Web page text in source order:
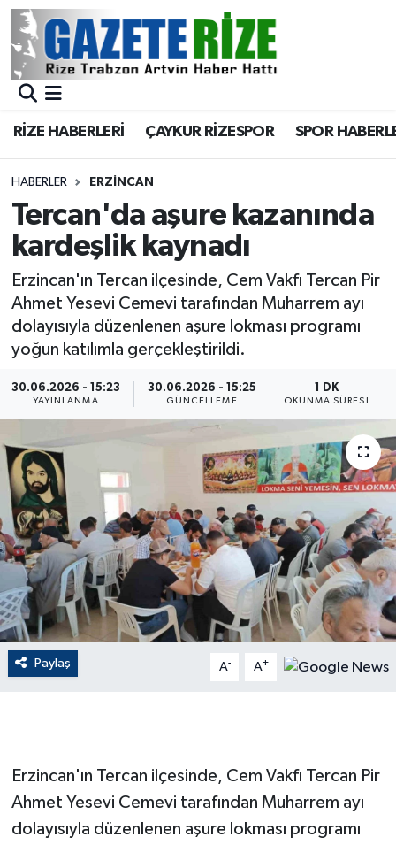
RİZE HABERLERİ ÇAYKUR RİZESPOR SPOR
HABERLER ERZINCAN
Tercan'da aşure kazanında
kardeşlik kaynadı
Erzincan'ın Tercan ilçesinde, Cem Vakfı Tercan Pir
Ahmet Yesevi Cemevi tarafından Muharrem ayı
dolayısıyla düzenlenen aşure lokması programı
yoğun katılımla gerçekleştirildi.
30.06.2026 - 15:23
YAYINLANMA
30.06.2026 - 15:25
GÜNCELLEME
1 DK
OKUNMA SÜRESI
Paylaş A- A+
Erzincan'ın Tercan ilçesinde, Cem Vakfı Tercan Pir
Ahmet Yesevi Cemevi tarafından Muharrem ayı
dolayısıyla düzenlenen aşure lokması programı
BÖLGEMİZ
Asayiş
Rize Jandarma Komutanlığı
Bilim Teknoloji
Advertising news
Canlı Maç
Dış Haberler
Dünya
EĞİTİM
EKONOMİ
English News
GENEL
Merkez Nöbetçi Eczaneler
Merkez Trafik Yoğunluk Haritası
Süper Lig Puan Durumu ve Fikstür
Tüm Manşetler
Son Dakika Haberleri
Haber Arşivi